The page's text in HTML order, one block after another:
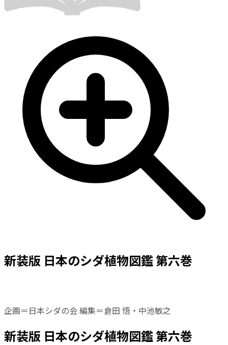
新装版 日本のシダ植物図鑑 第六巻
企画＝日本シダの会 編集＝倉田 悟・中池敏之
新装版 日本のシダ植物図鑑 第六巻